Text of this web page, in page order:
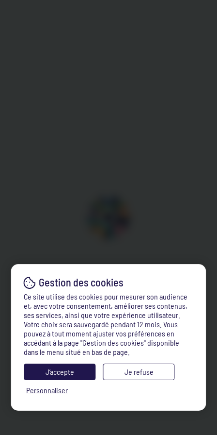
Ce site utilise des cookies pour mesurer son audience
et, avec votre consentement, améliorer ses contenus,
ses services, ainsi que votre expérience utilisateur.
Votre choix sera sauvegardé pendant 12 mois. Vous
pouvez à tout moment ajuster vos préférences en
accédant à la page "Gestion des cookies" disponible
dans le menu situé en bas de page.
J’accepte
Je refuse
Personnaliser